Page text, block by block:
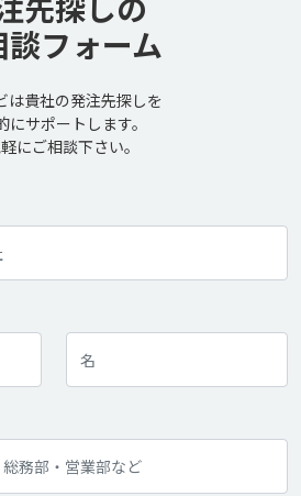
談フォーム
は貴社の発注先探しを
にサポートします。
にご相談下さい。